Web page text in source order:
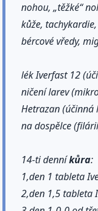
nohou, „těžké“
kůže,
bércové vředy,
lék Iverfast 12
ničení larev
Hetrazan
na dospělce
14-ti denníkůra:
1,den 1 tableta
2,den 1,5 tableta